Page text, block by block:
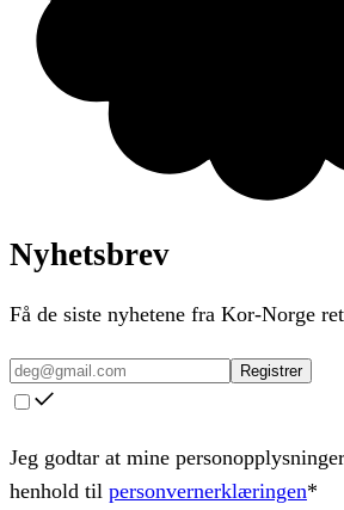
Nyhetsbrev
Få de siste nyhetene fra Kor-Norge
Registrer
Jeg godtar at mine
henhold til personvernerklæringen*